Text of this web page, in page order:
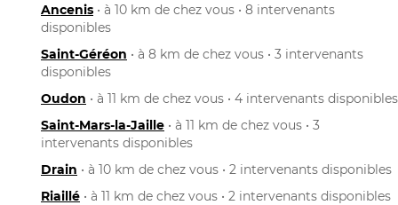
Ancenis • à 10 km de chez vous • 8 intervenants
disponibles
Saint-Géréon • à 8 km de chez vous • 3 intervenants
disponibles
Oudon • à 11 km de chez vous • 4 intervenants disponibles
Saint-Mars-la-Jaille • à 11 km de chez vous • 3
intervenants disponibles
Drain • à 10 km de chez vous • 2 intervenants disponibles
Riaillé • à 11 km de chez vous • 2 intervenants disponibles